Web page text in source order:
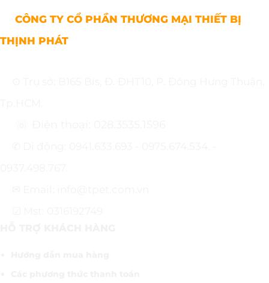
CÔNG TY CỔ PHẦN THƯƠNG MẠI THIẾT BỊ
THỊNH PHÁT